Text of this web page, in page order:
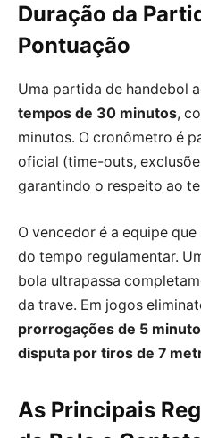
Duração da
Pontuação
Uma partida de handebol
tempos de 30 minutos,
minutos. O cronômetro é
oficial (time-outs,
garantindo o respeito ao
O vencedor é a equipe
do tempo regulamentar.
bola ultrapassa
da trave. Em jogos
prorrogações de 5
disputa por tiros de 7
As Principais